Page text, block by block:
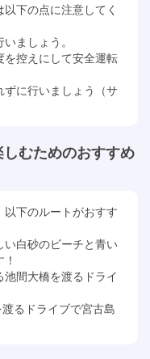
下の点に注意してく
ましょう。
控えにして安全運転
ずに行いましょう（サ
むためのおすすめ
下のルートがおすす
白砂のビーチと青い
間大橋を渡るドライ
るドライブで宮古島